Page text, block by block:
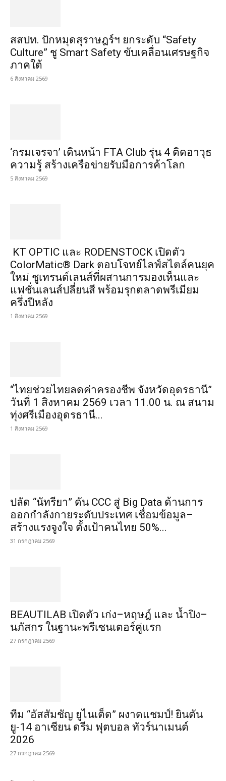
สสปท. ปักหมุดสุราษฎร์ฯ ยกระดับ “Safety
Culture” ชู Smart Safety ขับเคลื่อนเศรษฐกิจ
ภาคใต้
6 สิงหาคม 2569
‘กรมเจรจา’ เดินหน้า FTA Club รุ่น 4 ติดอาวุธ
ความรู้ สร้างเครือข่ายรับมือการค้าโลก
5 สิงหาคม 2569
KT OPTIC และ RODENSTOCK เปิดตัว
ColorMatic® Dark ตอบโจทย์ไลฟ์สไตล์คนยุค
ใหม่ ชูเทรนด์เลนส์ที่ผสานการมองเห็นและ
แฟชั่นเลนส์ปลี่ยนสี พร้อมรุกตลาดพรีเมียม
ครึ่งปีหลัง
1 สิงหาคม 2569
“ไทยช่วยไทยลดค่าครองชีพ จังหวัดอุดรธานี”
วันที่ 1 สิงหาคม 2569 เวลา 11.00 น. ณ สนาม
ทุ่งศรีเมืองอุดรธานี...
1 สิงหาคม 2569
ปลัด “นัทรียา” ดัน CCC สู่ Big Data ด้านการ
ออกกำลังกายระดับประเทศ เชื่อมข้อมูล–
สร้างแรงจูงใจ ตั้งเป้าคนไทย 50%...
31 กรกฎาคม 2569
BEAUTILAB เปิดตัว เก่ง–หฤษฎ์ และ น้ำปิง–
นภัสกร ในฐานะพรีเซนเตอร์คู่แรก
27 กรกฎาคม 2569
ทีม “อัสสัมชัญ ยูไนเต็ด” ผงาดแชมป์! ยินตัน
ยู-14 อาเซียน ดรีม ฟุตบอล ทัวร์นาเมนต์
2026
27 กรกฎาคม 2569